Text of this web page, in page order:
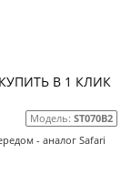
КУПИТЬ В 1 КЛИК
Модель: ST070B2
- аналог Safari